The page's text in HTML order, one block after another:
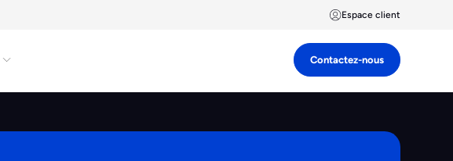
Espace client
Contactez-nous